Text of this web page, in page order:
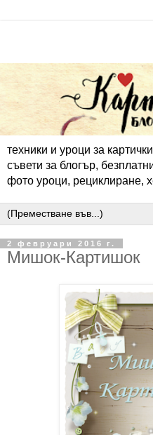
техники и уроци за
съвети за блогър,
фото уроци, рециклиране,
2 февруари 2016 г.
Мишок-Картишок